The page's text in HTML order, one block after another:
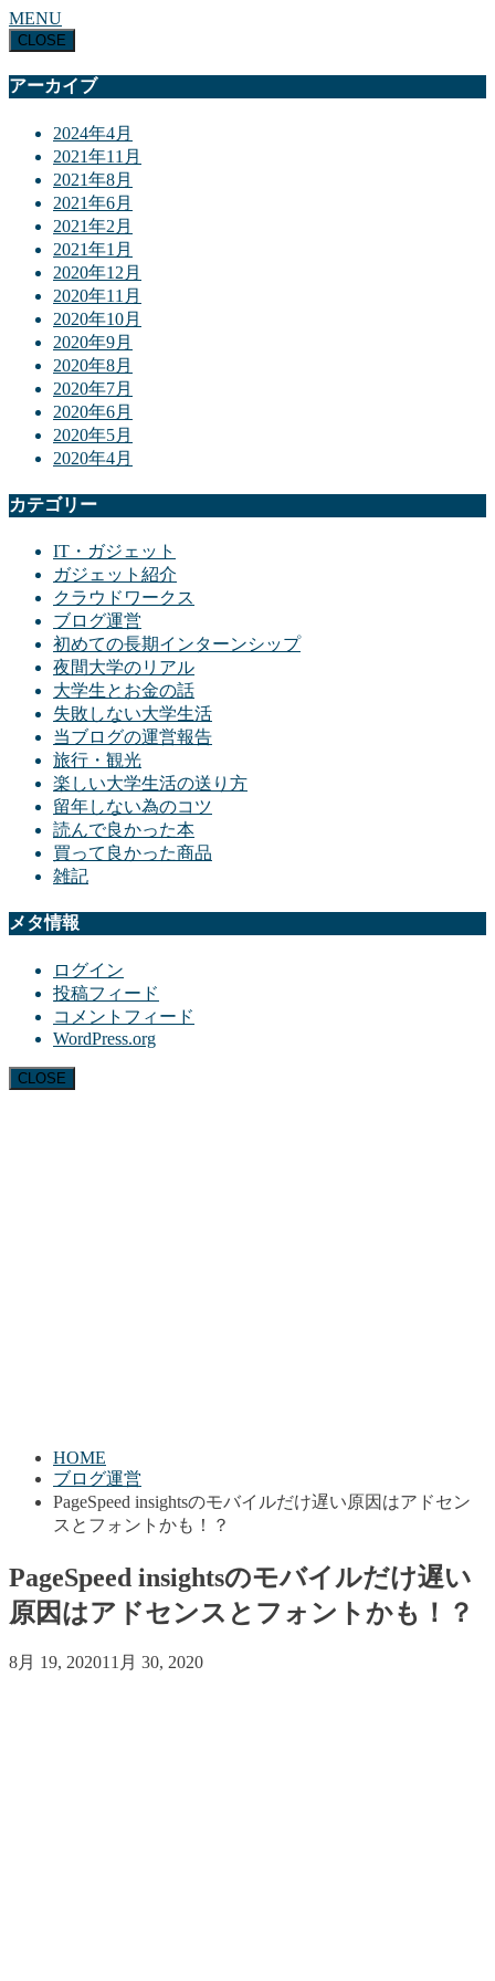
MENU
CLOSE
アーカイブ
2024年4月
2021年11月
2021年8月
2021年6月
2021年2月
2021年1月
2020年12月
2020年11月
2020年10月
2020年9月
2020年8月
2020年7月
2020年6月
2020年5月
2020年4月
カテゴリー
IT・ガジェット
ガジェット紹介
クラウドワークス
ブログ運営
初めての長期インターンシップ
夜間大学のリアル
大学生とお金の話
失敗しない大学生活
当ブログの運営報告
旅行・観光
楽しい大学生活の送り方
留年しない為のコツ
読んで良かった本
買って良かった商品
雑記
メタ情報
ログイン
投稿フィード
コメントフィード
WordPress.org
CLOSE
HOME
ブログ運営
PageSpeed insightsのモバイルだけ遅い原因はアドセン
スとフォントかも！？
PageSpeed insightsのモバイルだけ遅い
原因はアドセンスとフォントかも！？
8月 19, 202011月 30, 2020